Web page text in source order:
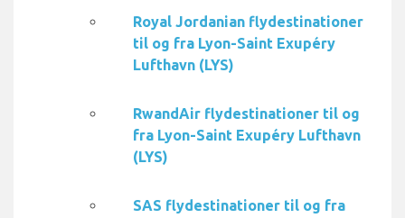
Royal Jordanian flydestinationer
til og fra Lyon-Saint Exupéry
Lufthavn (LYS)
RwandAir flydestinationer til og
fra Lyon-Saint Exupéry Lufthavn
(LYS)
SAS flydestinationer til og fra